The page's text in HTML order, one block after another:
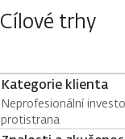
Cílové trhy
Kategorie klienta
Neprofesionální
protistrana